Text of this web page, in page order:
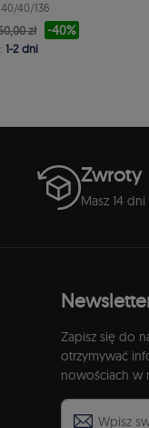
40/136
zł -40%
1-2 dni
Zwroty
Masz 14
Zapisz się do
otrzymywać
nowościach w